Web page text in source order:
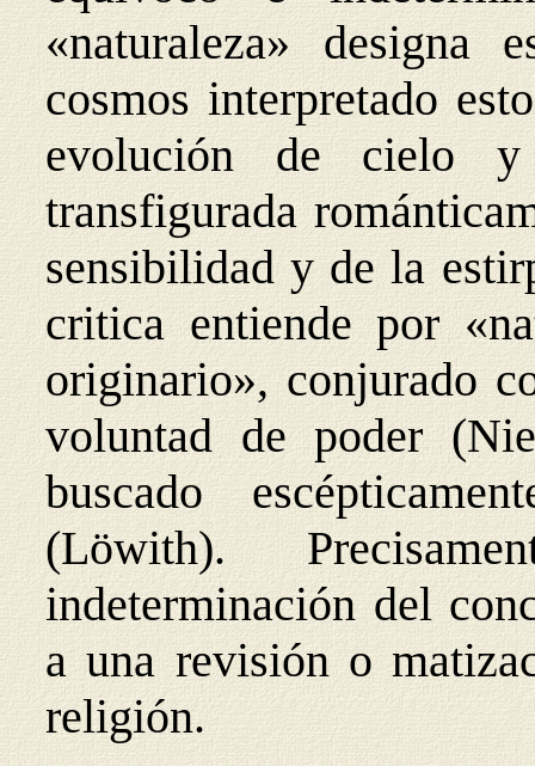
«naturaleza»
cosmos interpretado
evolución de cielo
transfigurada
sensibilidad y de la
critica entiende por
originario», conjurado
voluntad de poder
buscado
(Löwith).
indeterminación del
a una revisión o
religión.